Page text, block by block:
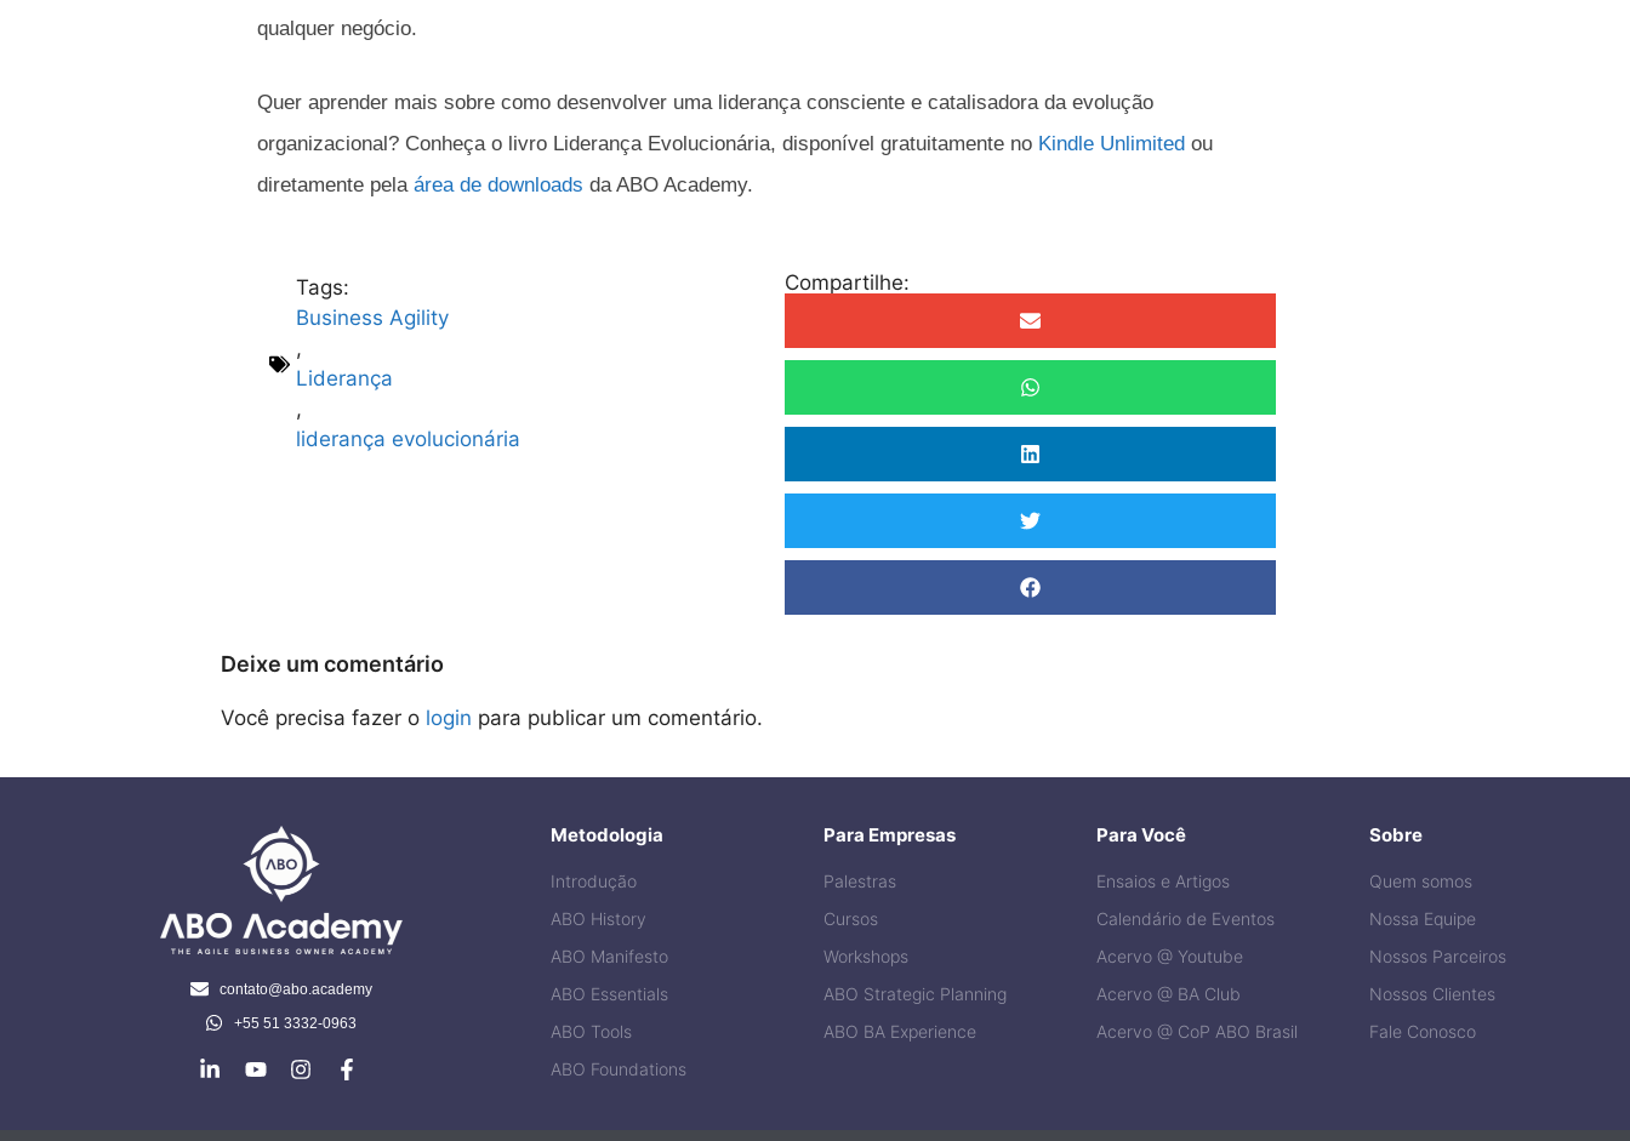
qualquer negócio.
Quer aprender mais sobre como desenvolver uma liderança consciente e catalisadora da evolução
organizacional? Conheça o livro Liderança Evolucionária, disponível gratuitamente no Kindle Unlimited ou
diretamente pela área de downloads da ABO Academy.
Tags:
Business Agility
,
Liderança
,
liderança evolucionária
Compartilhe:
Deixe um comentário
Você precisa fazer o login para publicar um comentário.
contato@abo.academy
+55 51 3332-0963
Metodologia
Introdução
ABO History
ABO Manifesto
ABO Essentials
ABO Tools
ABO Foundations
Para Empresas
Palestras
Cursos
Workshops
ABO Strategic Planning
ABO BA Experience
Para Você
Ensaios e Artigos
Calendário de Eventos
Acervo @ Youtube
Acervo @ BA Club
Acervo @ CoP ABO Brasil
Sobre
Quem somos
Nossa Equipe
Nossos Parceiros
Nossos Clientes
Fale Conosco